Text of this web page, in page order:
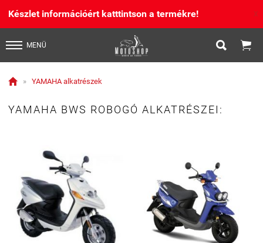
Készlet információért katttintson a termékre! X
MENÜ  
 » YAMAHA alkatrészek
YAMAHA BWS ROBOGÓ ALKATRÉSZEI: